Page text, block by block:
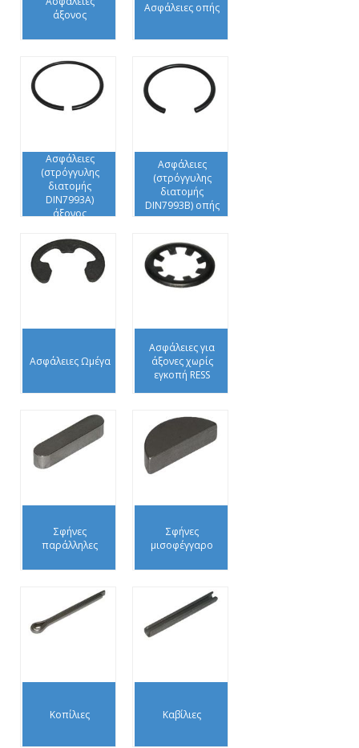
άξονος
Ασφάλειες οπής
Ασφάλειες
(στρόγγυλης
διατομής
DIN7993A)
άξονος
Ασφάλειες
(στρόγγυλης
διατομής
DIN7993B) οπής
Ασφάλειες Ωμέγα
Ασφάλειες για
άξονες χωρίς
εγκοπή RESS
Σφήνες
παράλληλες
Σφήνες
μισοφέγγαρο
Κοπίλιες Καβίλιες